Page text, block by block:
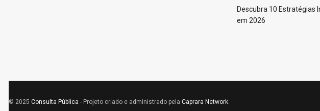
Descubra 10 Estratégias
em 2026
© 2025 Consulta Pública - Projeto criado e administrado pela Caprara Network